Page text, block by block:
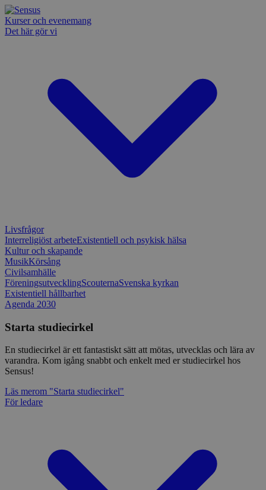
Kurser och evenemang
Det här gör vi
Livsfrågor
Interreligiöst arbeteExistentiell och psykisk hälsa
Kultur och skapande
MusikKörsång
Civilsamhälle
FöreningsutvecklingScouternaSvenska kyrkan
Existentiell hållbarhet
Agenda 2030
Starta studiecirkel
En studiecirkel är ett fantastiskt sätt att mötas, utvecklas och lära av
varandra. Kom igång snabbt och enkelt med er studiecirkel hos
Sensus!
Läs merom "Starta studiecirkel"
För ledare